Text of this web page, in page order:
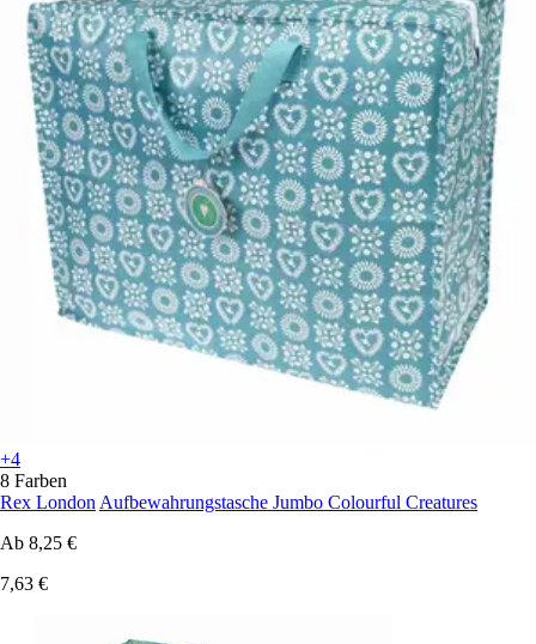
+4
8 Farben
Rex London Aufbewahrungstasche Jumbo Colourful Creatures
Ab 8,25 €
7,63 €